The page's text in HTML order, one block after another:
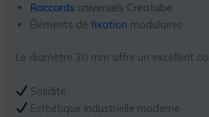
Raccords universels Creatube
Éléments defixation modulaires
Le diamètre 30 mm offre un excellent
Solidité
Esthétique industrielle moderne